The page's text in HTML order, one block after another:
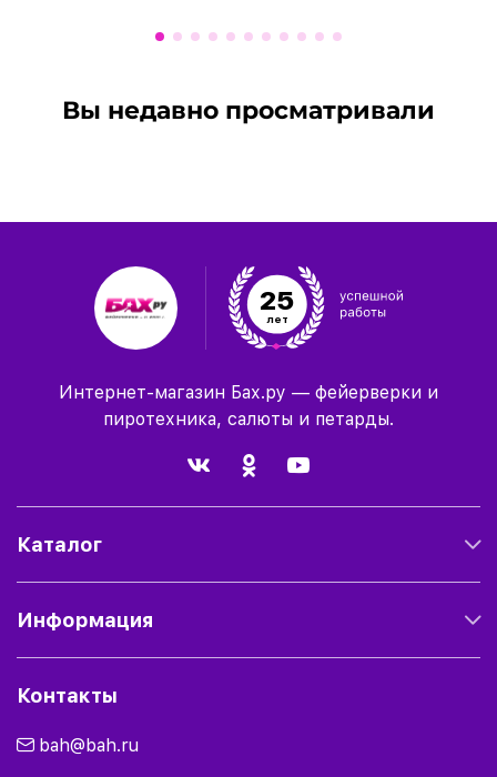
Вы недавно просматривали
25
лет
Интернет-магазин Бах.ру — фейерверки и
пиротехника, салюты и петарды.
Каталог
Информация
Контакты
bah@bah.ru